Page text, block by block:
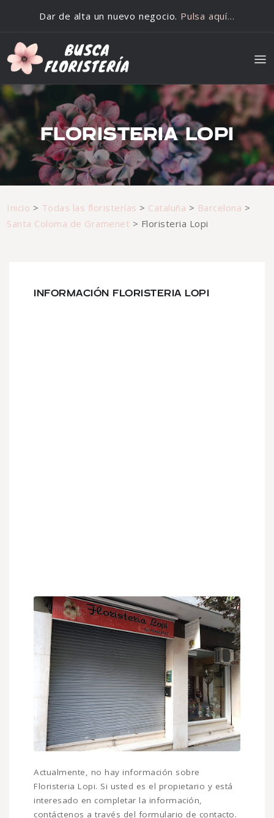
Dar de alta un nuevo negocio. Pulsa aquí…
FLORISTERIA LOPI
Inicio > Todas las floristerías > Cataluña > Barcelona >
Santa Coloma de Gramenet > Floristeria Lopi
INFORMACIÓN FLORISTERIA LOPI
Actualmente, no hay información sobre
Floristeria Lopi. Si usted es el propietario y está
interesado en completar la información,
contáctenos a través del formulario de contacto.